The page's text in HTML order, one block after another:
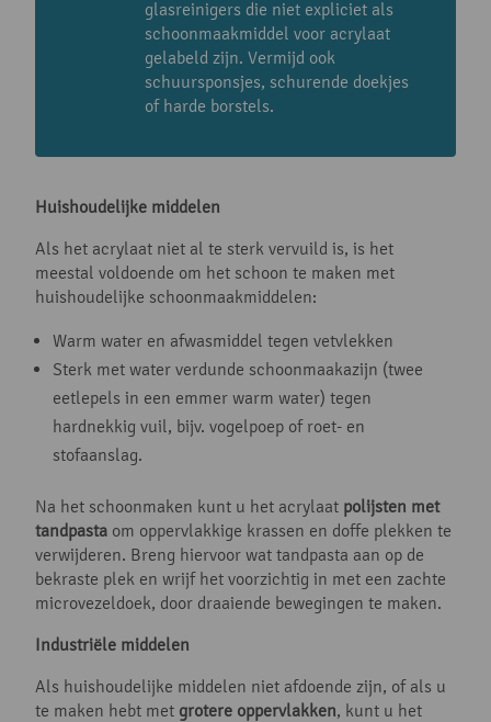
glasreinigers die niet expliciet als
schoonmaakmiddel voor acrylaat
gelabeld zijn. Vermijd ook
schuursponsjes, schurende doekjes
of harde borstels.
Huishoudelijke middelen
Als het acrylaat niet al te sterk vervuild is, is het
meestal voldoende om het schoon te maken met
huishoudelijke schoonmaakmiddelen:
Warm water en afwasmiddel tegen vetvlekken
Sterk met water verdunde schoonmaakazijn (twee
eetlepels in een emmer warm water) tegen
hardnekkig vuil, bijv. vogelpoep of roet- en
stofaanslag.
Na het schoonmaken kunt u het acrylaat polijsten met
tandpasta om oppervlakkige krassen en doffe plekken te
verwijderen. Breng hiervoor wat tandpasta aan op de
bekraste plek en wrijf het voorzichtig in met een zachte
microvezeldoek, door draaiende bewegingen te maken.
Industriële middelen
Als huishoudelijke middelen niet afdoende zijn, of als u
te maken hebt met grotere oppervlakken, kunt u het